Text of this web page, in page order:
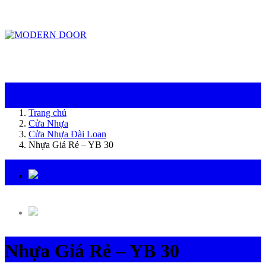
Trang chủ
Cửa Nhựa
Cửa Nhựa Đài Loan
Nhựa Giá Rẻ – YB 30
Nhựa Giá Rẻ – YB 30